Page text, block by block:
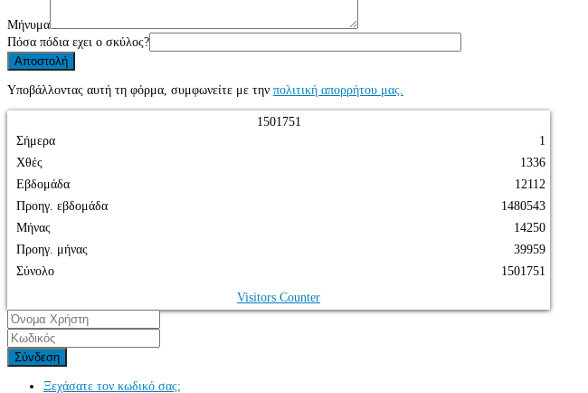
Μήνυμα
Πόσα πόδια εχει ο σκύλος?
Υποβάλλοντας αυτή τη φόρμα, συμφωνείτε με την πολιτική απορρήτου μας.
1501751
Σήμερα
Χθές
Εβδομάδα
Προηγ. εβδομάδα
Μήνας
Προηγ. μήνας
Σύνολο
1
1336
12112
1480543
14250
39959
1501751
Visitors Counter
Σύνδεση
Ξεχάσατε τον κωδικό σας;